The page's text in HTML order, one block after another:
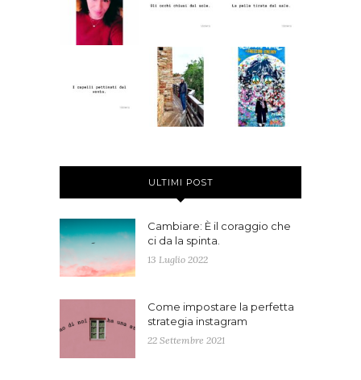
ULTIMI POST
Cambiare: È il coraggio che
ci da la spinta.
13 Luglio 2022
Come impostare la perfetta
strategia instagram
22 Settembre 2021